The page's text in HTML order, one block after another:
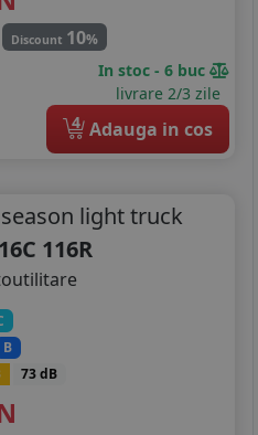
Discount 10%
In stoc - 6 buc
livrare 2/3 zile
4 Adauga in cos
light truck
116R
B
73 dB